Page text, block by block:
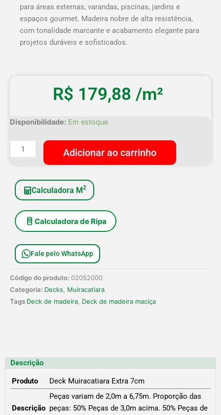
para áreas externas, varandas, piscinas, jardins e
espaços gourmet. Madeira nobre de alta resistência,
com tonalidade marcante e acabamento elegante para
projetos duráveis e sofisticados.
R$ 179,88 /m²
Disponibilidade: Em estoque
Deck
Extra
7cm
Adicionar ao carrinho
Calculadora M2
Calculadora de Ripa
Fale pelo WhatsApp
Código do produto: 02052000
Categoria: Decks
Muiracatiara
Tags Deck de madeira Deck de madeira maciça
Descrição
Produto Deck Muiracatiara Extra 7cm
Descrição
Peças variam de 2,0m a 6,75m. Proporção das
peças: 50% Peças de 3,0m acima. 50% Peças de